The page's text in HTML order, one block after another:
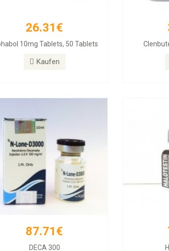
26.31€
10mg Tablets, 50 Tablets
Kaufen
87.71€
DECA 300
87.71€
DECA 300